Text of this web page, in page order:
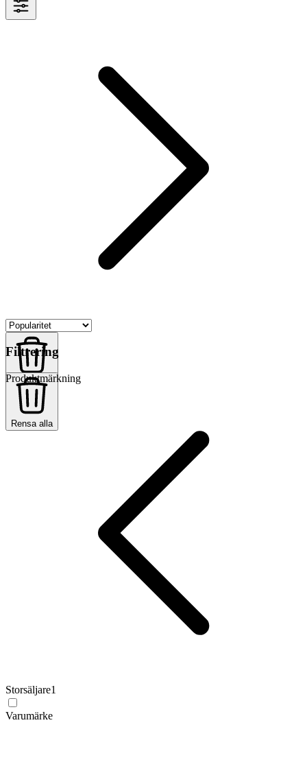
Rensa alla
Filtrering
Rensa alla
Produktmärkning
Storsäljare1
Varumärke